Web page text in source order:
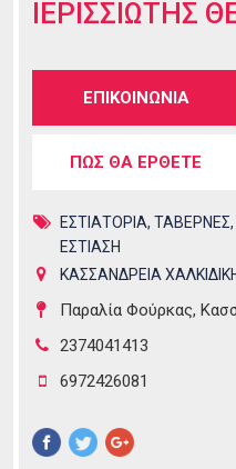
ΙΕΡΙΣΣΙΩΤΗΣ
Tabs group
ΕΠΙΚΟΙΝΩΝΙΑ
ΠΩΣ ΘΑ ΕΡΘΕΤΕ
ΕΣΤΙΑΤΟΡΙΑ, ΤΑΒΕΡΝΕΣ,
ΕΣΤΙΑΣΗ
ΚΑΣΣΑΝΔΡΕΙΑ
Παραλία Φούρκας,
2374041413
6972426081